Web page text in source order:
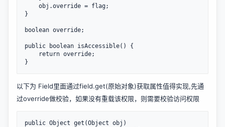
}
boolean override;
public boolean isAccessible() {
以下为 Field里面通过field.get(原始对象)获取属性值得实现,先通
过override做校验，如果没有重载该权限，则需要校验访问权限
public Object get(Object obj)